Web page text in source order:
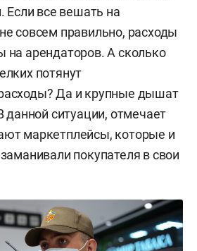
Если все вешать на
совсем правильно, расходы
на арендаторов. А сколько
потянут
Да и крупные дышат
данной ситуации, отмечает
маркетплейсы, которые и
покупателя в свои